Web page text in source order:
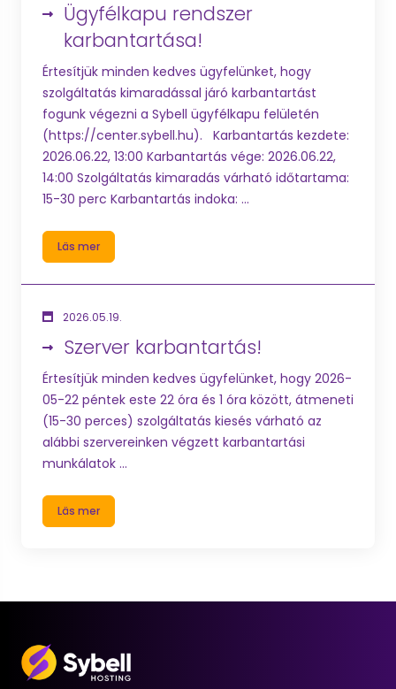
Ügyfélkapu rendszer
karbantartása!
Értesítjük minden kedves ügyfelünket, hogy
szolgáltatás kimaradással járó karbantartást
fogunk végezni a Sybell ügyfélkapu felületén
(https://center.sybell.hu). Karbantartás kezdete:
2026.06.22, 13:00 Karbantartás vége: 2026.06.22,
14:00 Szolgáltatás kimaradás várható időtartama:
15-30 perc Karbantartás indoka: ...
Läs mer
2026.05.19.
Szerver karbantartás!
Értesítjük minden kedves ügyfelünket, hogy 2026-
05-22 péntek este 22 óra és 1 óra között, átmeneti
(15-30 perces) szolgáltatás kiesés várható az
alábbi szervereinken végzett karbantartási
munkálatok ...
Läs mer